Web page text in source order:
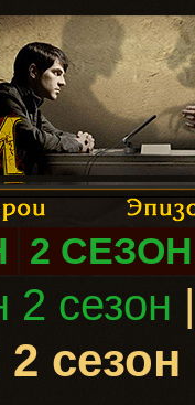
2 СЕЗОН
сезон
сезон